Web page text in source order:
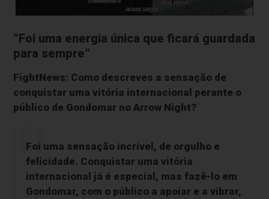
“Foi uma energia única que ficará guardada
para sempre”
FightNews: Como descreves a sensação de
conquistar uma vitória internacional perante o
público de Gondomar no Arrow Night?
Foi uma sensação incrível, de orgulho e
felicidade. Conquistar uma vitória
internacional já é especial, mas fazê-lo em
Gondomar, com o público a apoiar e a vibrar,